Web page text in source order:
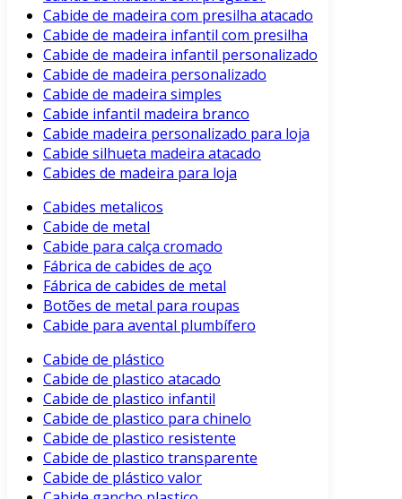
Cabide de madeira com presilha atacado
Cabide de madeira infantil com presilha
Cabide de madeira infantil personalizado
Cabide de madeira personalizado
Cabide de madeira simples
Cabide infantil madeira branco
Cabide madeira personalizado para loja
Cabide silhueta madeira atacado
Cabides de madeira para loja
Cabides metalicos
Cabide de metal
Cabide para calça cromado
Fábrica de cabides de aço
Fábrica de cabides de metal
Botões de metal para roupas
Cabide para avental plumbífero
Cabide de plástico
Cabide de plastico atacado
Cabide de plastico infantil
Cabide de plastico para chinelo
Cabide de plastico resistente
Cabide de plastico transparente
Cabide de plástico valor